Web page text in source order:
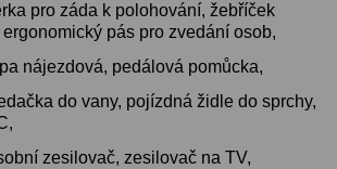
pro záda k polohování, žebříček
pás pro zvedání osob,
nájezdová, pedálová pomůcka,
do vany, pojízdná židle do sprchy,
zesilovač, zesilovač na TV,